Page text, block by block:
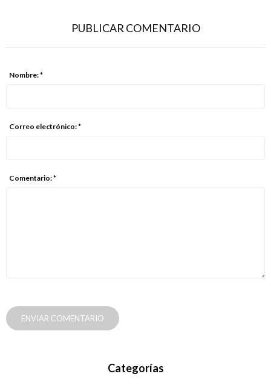
PUBLICAR COMENTARIO
Nombre: *
Correo electrónico: *
Comentario: *
ENVIAR COMENTARIO
Categorías